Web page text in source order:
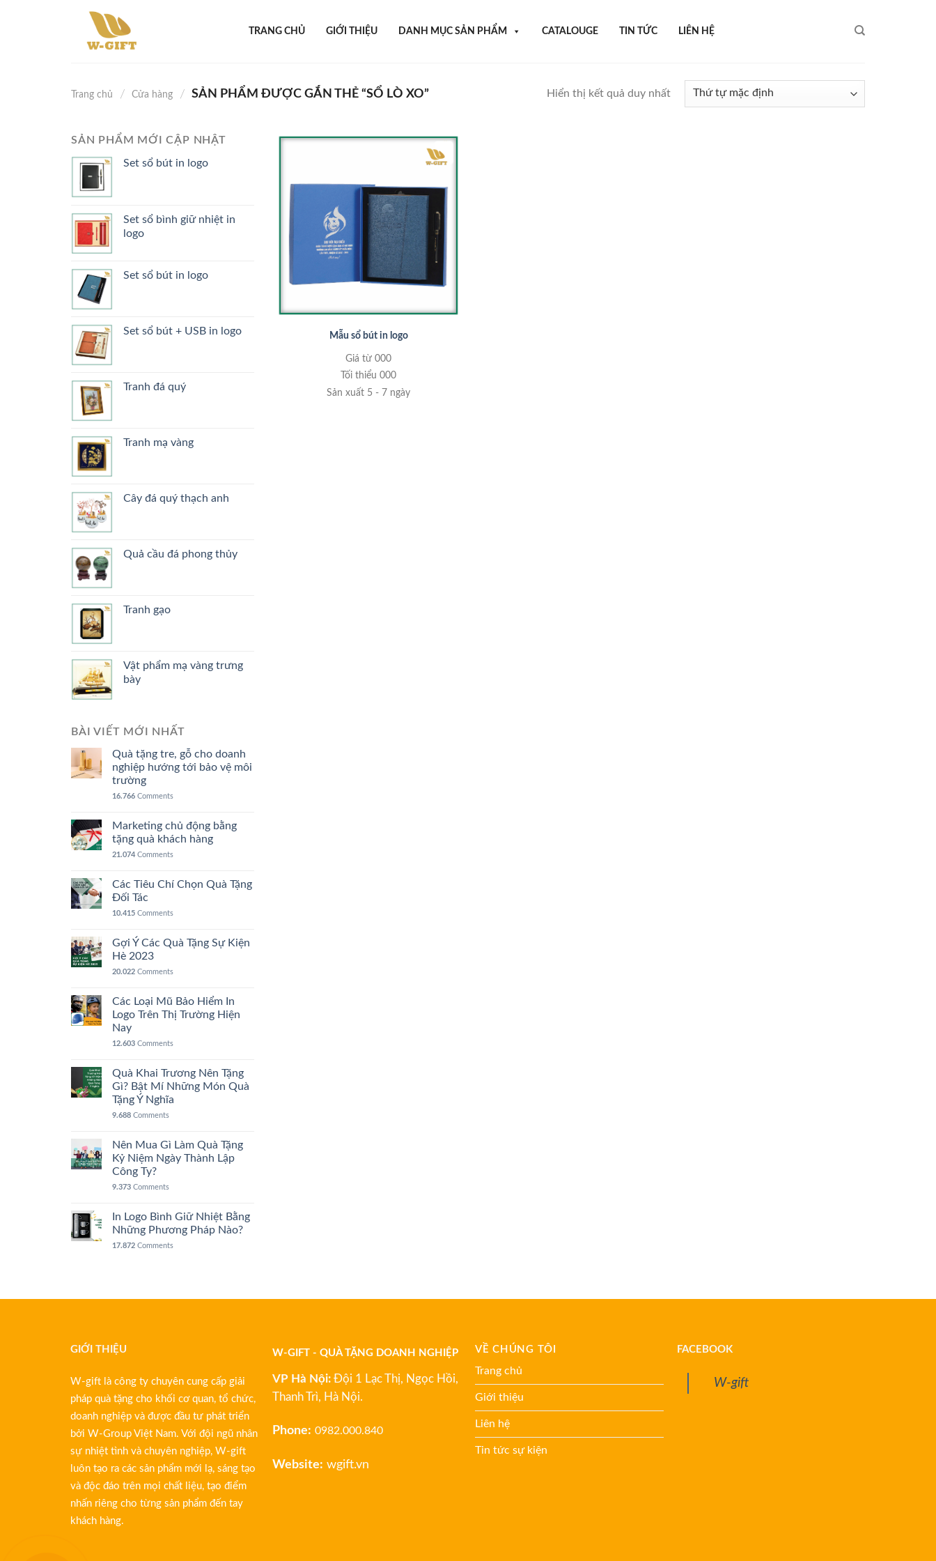
TRANG CHỦ GIỚI THIỆU DANH MỤC SẢN PHẨM CATALOUGE TIN TỨC LIÊN HỆ
Trang chủ / Cửa hàng / SẢN PHẨM ĐƯỢC GẮN THẺ “SỔ LÒ XO” Hiển thị kết quả duy nhất
SẢN PHẨM MỚI CẬP NHẬT
Set sổ bút in logo
Set sổ bình giữ nhiệt in
logo
Set sổ bút in logo
Set sổ bút + USB in logo
Tranh đá quý
Tranh mạ vàng
Cây đá quý thạch anh
Quả cầu đá phong thủy
Tranh gạo
Vật phẩm mạ vàng trưng
bày
BÀI VIẾT MỚI NHẤT
Quà tặng tre, gỗ cho doanh
nghiệp hướng tới bảo vệ môi
trường
16.766 Comments
Marketing chủ động bằng
tặng quà khách hàng
21.074 Comments
Các Tiêu Chí Chọn Quà Tặng
Đối Tác
10.415 Comments
Gợi Ý Các Quà Tặng Sự Kiện
Hè 2023
20.022 Comments
Các Loại Mũ Bảo Hiểm In
Logo Trên Thị Trường Hiện
Nay
12.603 Comments
Quà Khai Trương Nên Tặng
Gì? Bật Mí Những Món Quà
Tặng Ý Nghĩa
9.688 Comments
Nên Mua Gì Làm Quà Tặng
Kỷ Niệm Ngày Thành Lập
Công Ty?
9.373 Comments
In Logo Bình Giữ Nhiệt Bằng
Những Phương Pháp Nào?
17.872 Comments
Mẫu sổ bút in logo
Giá từ 000
Tối thiểu 000
Sản xuất 5 - 7 ngày
GIỚI THIỆU
W-gift là công ty chuyên cung cấp giải
pháp quà tặng cho khối cơ quan, tổ chức,
doanh nghiệp và được đầu tư phát triển
bởi W-Group Việt Nam. Với đội ngũ nhân
sự nhiệt tình và chuyên nghiệp, W-gift
luôn tạo ra các sản phẩm mới lạ, sáng tạo
và độc đáo trên mọi chất liệu, tạo điểm
nhấn riêng cho từng sản phẩm đến tay
khách hàng.
W-GIFT - QUÀ TẶNG DOANH NGHIỆP
VP Hà Nội:Đội 1 Lạc Thị, Ngọc Hồi,
Thanh Trì, Hà Nội.
Phone: 0982.000.840
Website: wgift.vn
VỀ CHÚNG TÔI
Trang chủ
Giới thiệu
Liên hệ
Tin tức sự kiện
FACEBOOK
W-gift